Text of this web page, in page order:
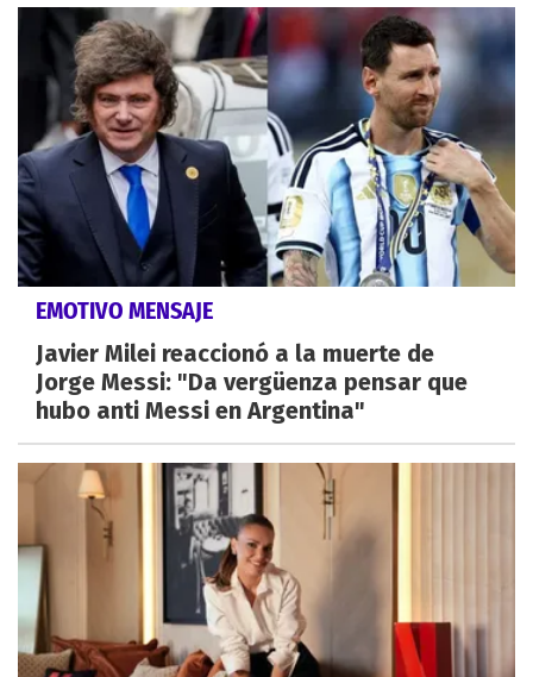
EMOTIVO MENSAJE
Javier Milei reaccionó a la muerte de
Jorge Messi: "Da vergüenza pensar que
hubo anti Messi en Argentina"